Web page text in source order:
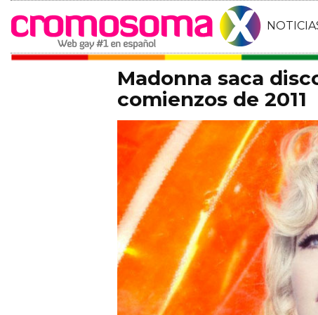
Madonna saca
comienzos de 2011